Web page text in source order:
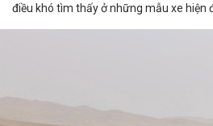
điều khó tìm thấy ở những mẫu xe hiện